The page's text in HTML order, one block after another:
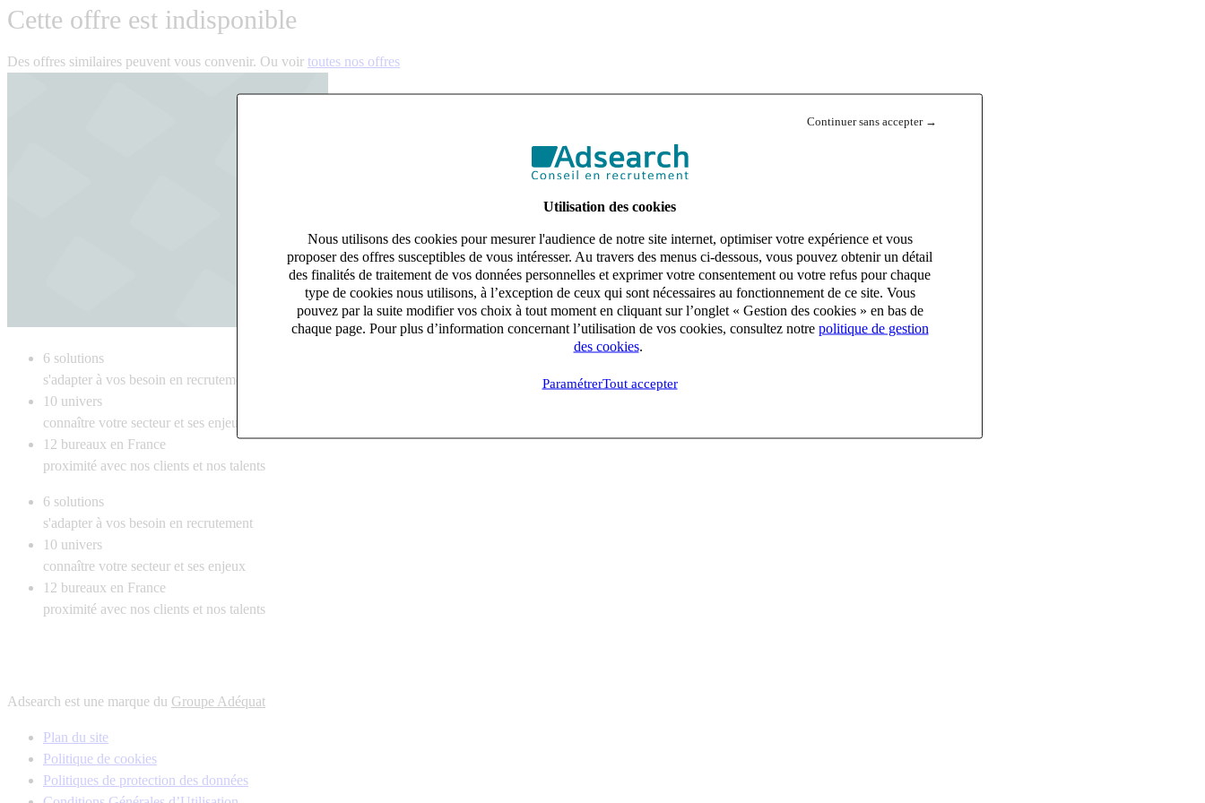
Continuer sans accepter →
Utilisation des cookies
Nous utilisons des cookies pour mesurer l'audience de notre site internet, optimiser votre expérience et vous
proposer des offres susceptibles de vous intéresser. Au travers des menus ci-dessous, vous pouvez obtenir un détail
des finalités de traitement de vos données personnelles et exprimer votre consentement ou votre refus pour chaque
type de cookies nous utilisons, à l’exception de ceux qui sont nécessaires au fonctionnement de ce site. Vous
pouvez par la suite modifier vos choix à tout moment en cliquant sur l’onglet « Gestion des cookies » en bas de
chaque page. Pour plus d’information concernant l’utilisation de vos cookies, consultez notre politique de gestion
des cookies.
ParamétrerTout accepter
Cette offre est indisponible
Des offres similaires peuvent vous convenir. Ou voir toutes nos offres
6 solutions
s'adapter à vos besoin en recrutement
10 univers
connaître votre secteur et ses enjeux
12 bureaux en France
proximité avec nos clients et nos talents
6 solutions
s'adapter à vos besoin en recrutement
10 univers
connaître votre secteur et ses enjeux
12 bureaux en France
proximité avec nos clients et nos talents
Adsearch est une marque du Groupe Adéquat
Plan du site
Politique de cookies
Politiques de protection des données